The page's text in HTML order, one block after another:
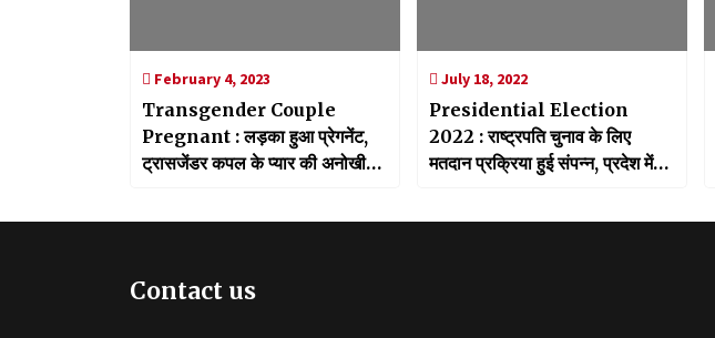
February 4, 2023
Transgender Couple
Pregnant : लड़का हुआ प्रेगनेंट,
ट्रासजेंडर कपल के प्यार की अनोखी
July 18, 2022
Presidential Election
2022 : राष्ट्रपति चुनाव के लिए
मतदान प्रक्रिया हुई संपन्न, प्रदेश में
Contact us